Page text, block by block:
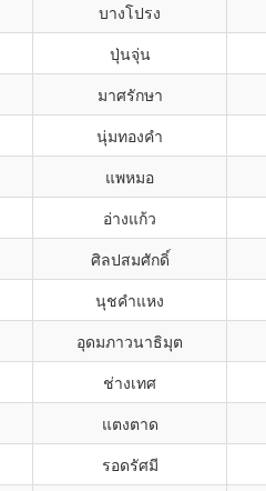
บางโปรง
ปุ่นจุ่น
มาศรักษา
นุ่มทองคำ
แพหมอ
อ่างแก้ว
ศิลปสมศักดิ์
นุชคำแหง
อุดมภาวนาธิมุต
ช่างเทศ
แตงตาด
รอดรัศมี